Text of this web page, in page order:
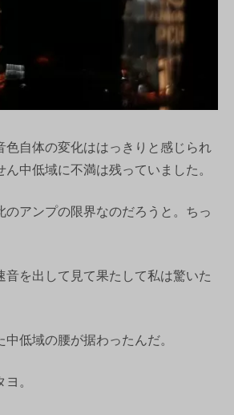
色自体の変化ははっきりと感じられ
中低域に不満は残っていました。
のアンプの限界なのだろうと。ちっ
音を出して見て果たして私は驚いた
中低域の腰が据わったんだ。
。